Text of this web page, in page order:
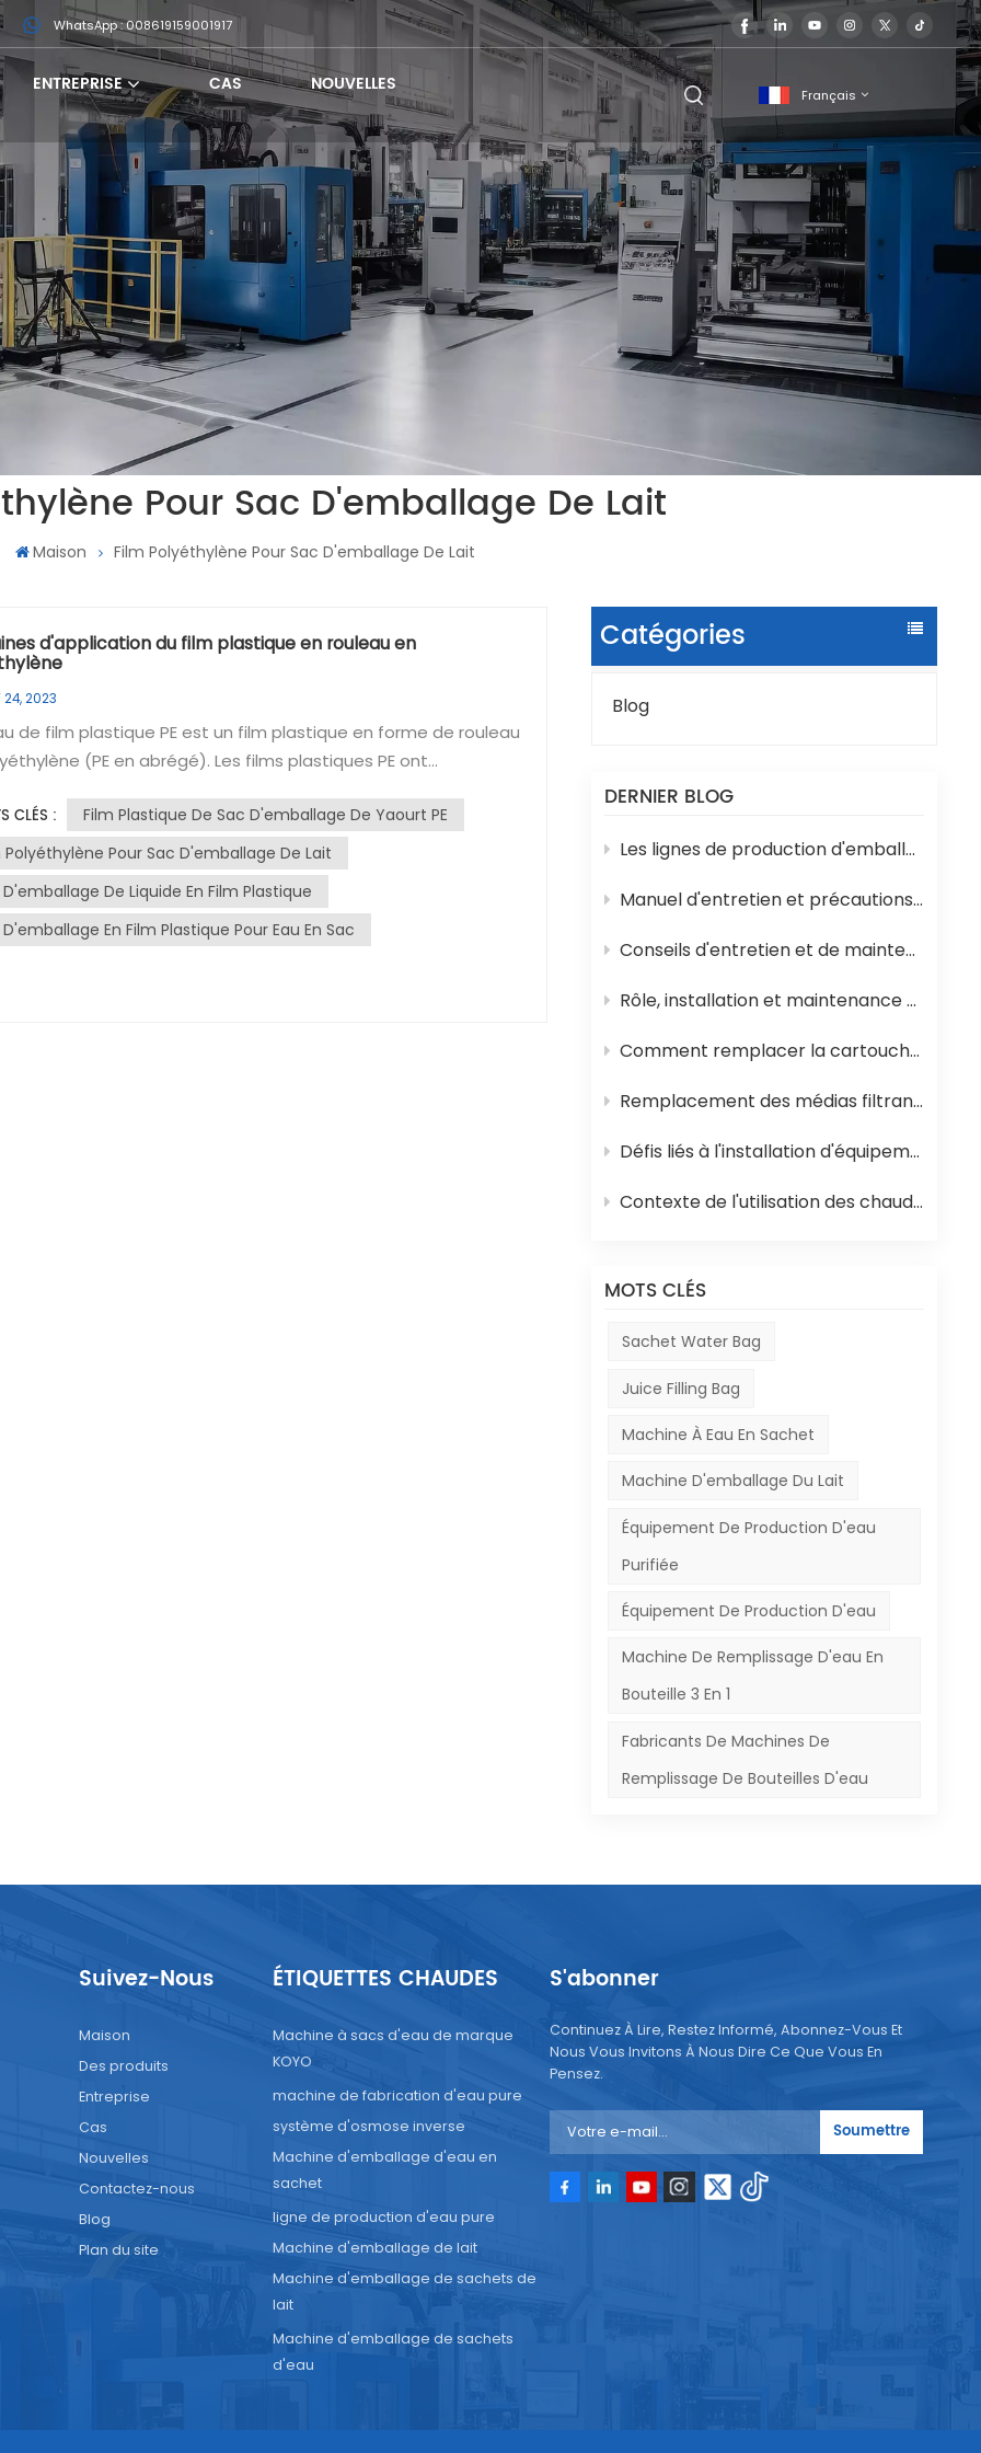
WhatsApp : 008619159001917
ENTREPRISE CAS
NOUVELLES
Français
English
français
Pour Sac D'emballage De Lait
Maison Film Polyéthylène Pour Sac D'emballage De Lait
Catégories
Blog
DERNIER BLOG
Les lignes de production d'emballages liquides en sachets sont sujettes à divers problèmes techniques en cours de fonctionnement.
Manuel d'entretien et précautions d'emploi de la machine de remplissage d'eau en bouteille 3 en 1
Conseils d'entretien et de maintenance pour les machines de remplissage de yaourts et de lait en pots
Rôle, installation et maintenance des équipements de stérilisation UHT pour jus
Comment remplacer la cartouche filtrante en polypropylène et la membrane d'osmose inverse d'un système d'osmose inverse
Remplacement des médias filtrants dans les équipements de traitement de l'eau
Défis liés à l'installation d'équipements en Afrique
Contexte de l'utilisation des chaudières à mazout en Afrique et de leur rôle dans la production de boissons
MOTS CLÉS
Sachet Water Bag
Juice Filling Bag
Machine À Eau En Sachet
Machine D'emballage Du Lait
Équipement De Production D'eau
Purifiée
Équipement De Production D'eau
Machine De Remplissage D'eau En
Bouteille 3 En 1
Fabricants De Machines De
Remplissage De Bouteilles D'eau
d'application du film plastique en rouleau en
24, 2023
PE est un film plastique en forme de rouleau
(PE en abrégé). Les films plastiques PE ont
élevée, une bonne flexibilité, une forte imperméabilité,
sont donc largement utilisés dans l'emballage, la protection
domaines.Les principales caractéristiques et utilisations
de film plastique PE sont les suivantes : 1. Haute
: les rouleaux de film plastique PE ont une transparence
CLÉS :
Film Plastique De Sac D'emballage De Yaourt PE
Polyéthylène Pour Sac D'emballage De Lait
De Liquide En Film Plastique
En Film Plastique Pour Eau En Sac
Suivez-Nous
Maison
Des produits
Entreprise
Cas
Nouvelles
Contactez-nous
Blog
Plan du site
ÉTIQUETTES CHAUDES
Machine à sacs d'eau de marque
KOYO
machine de fabrication d'eau pure
système d'osmose inverse
Machine d'emballage d'eau en
sachet
ligne de production d'eau pure
Machine d'emballage de lait
Machine d'emballage de sachets de
lait
Machine d'emballage de sachets
d'eau
S'abonner
Continuez À Lire, Restez Informé, Abonnez-Vous Et
Nous Vous Invitons À Nous Dire Ce Que Vous En
Pensez.
Soumettre